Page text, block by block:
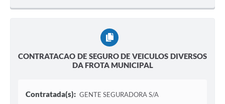
CONTRATACAO DE SEGURO DE VEICULOS DIVERSOS
DA FROTA MUNICIPAL
Contratada(s): GENTE SEGURADORA S/A